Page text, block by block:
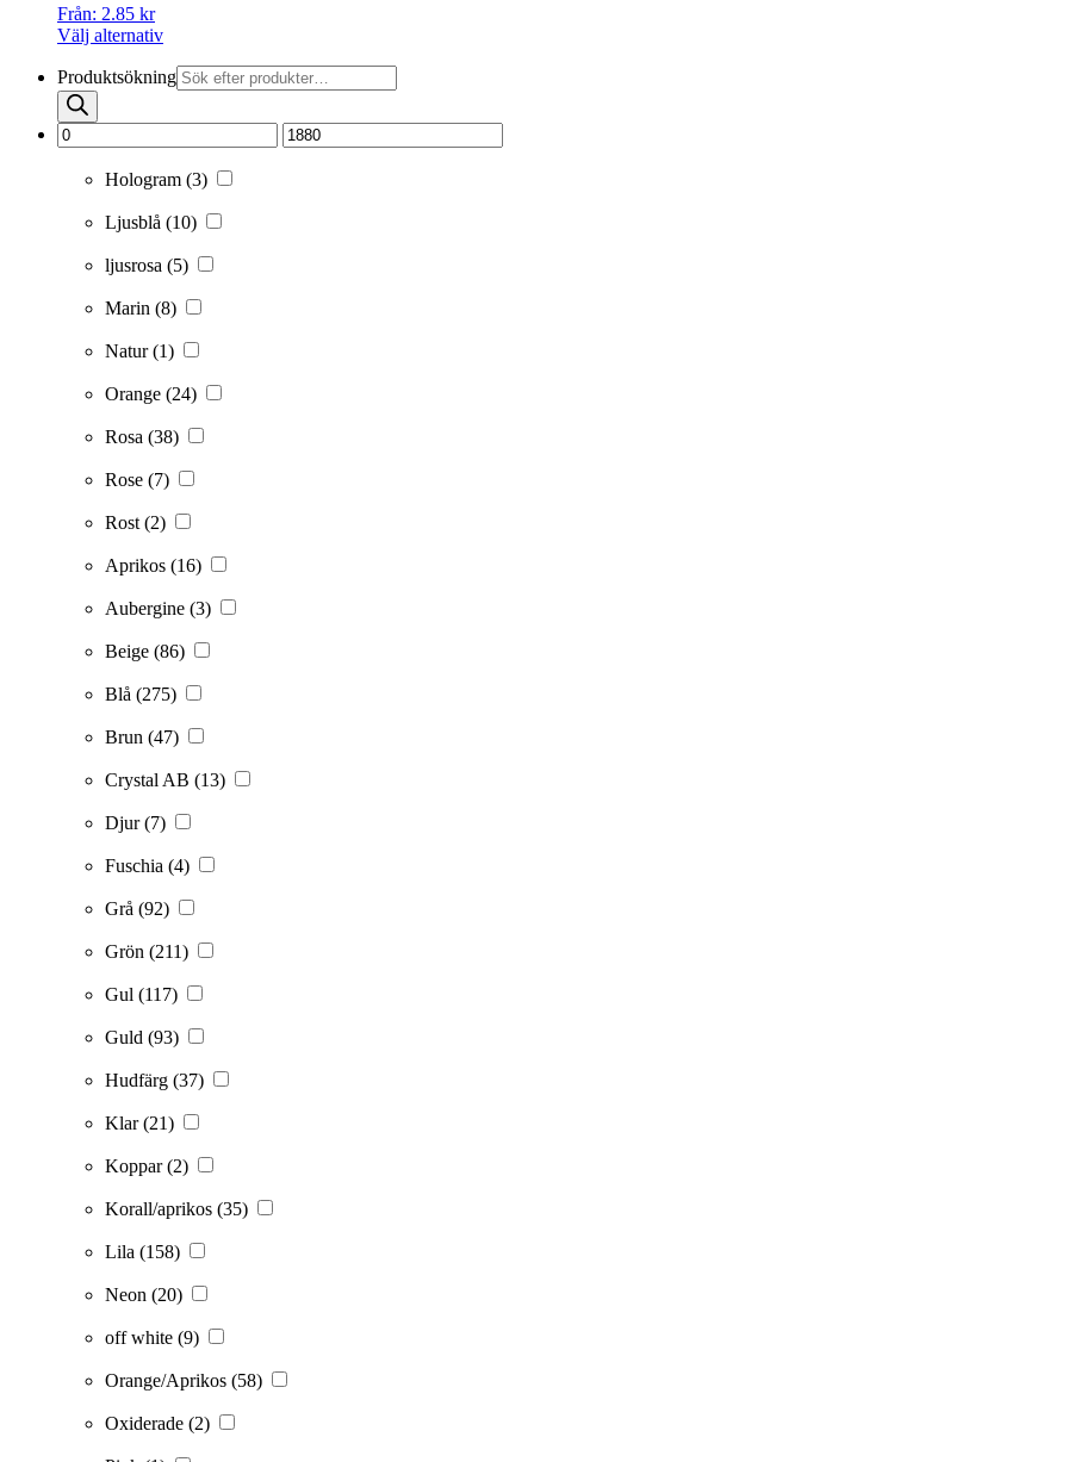
Från: 2.85 kr
Välj alternativ
Produktsökning
Hologram (3)
Ljusblå (10)
ljusrosa (5)
Marin (8)
Natur(1)
Orange (24)
Rosa (38)
Rose (7)
Rost (2)
Aprikos (16)
Aubergine (3)
Beige (86)
Blå (275)
Brun (47)
Crystal AB (13)
Djur(7)
Fuschia (4)
Grå (92)
Grön (211)
Gul (117)
Guld (93)
Hudfärg (37)
Klar(21)
Koppar(2)
Korall/aprikos (35)
Lila (158)
Neon (20)
off white (9)
Orange/Aprikos (58)
Oxiderade (2)